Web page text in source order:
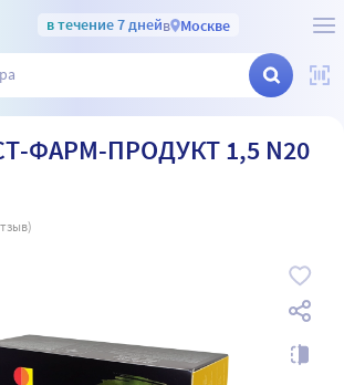
в течение 7 днейв Москве
ФАРМ-ПРОДУКТ 1,5 N20